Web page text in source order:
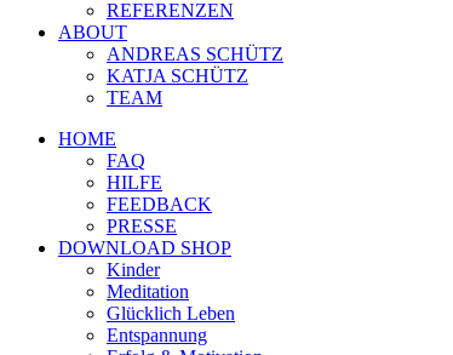
REFERENZEN
ABOUT
ANDREAS SCHÜTZ
KATJA SCHÜTZ
TEAM
HOME
FAQ
HILFE
FEEDBACK
PRESSE
DOWNLOAD SHOP
Kinder
Meditation
Glücklich Leben
Entspannung